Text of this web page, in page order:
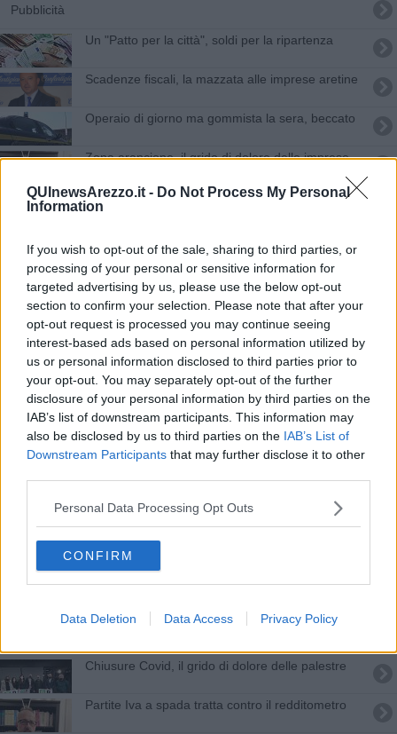
QUInewsArezzo.it - Do Not Process My Personal
Information
If you wish to opt-out of the sale, sharing to third parties, or
processing of your personal or sensitive information for
targeted advertising by us, please use the below opt-out
section to confirm your selection. Please note that after your
opt-out request is processed you may continue seeing
interest-based ads based on personal information utilized by
us or personal information disclosed to third parties prior to
your opt-out. You may separately opt-out of the further
disclosure of your personal information by third parties on the
IAB’s list of downstream participants. This information may
also be disclosed by us to third parties on the IAB’s List of
Downstream Participants that may further disclose it to other
Personal Data Processing Opt Outs
CONFIRM
Data Deletion Data Access Privacy Policy
Pubblicità
Un "Patto per la città", soldi per la ripartenza
Scadenze fiscali, la mazzata alle imprese aretine
Operaio di giorno ma gommista la sera, beccato
Zona arancione, il grido di dolore delle imprese
Web e ICT, la sfida di Matteo Frescucci
agricole
Voglia di ripartire, inaugurato locale a Gragnone
Caccia ai tamponi, una mano dalle Partite Iva
Bonus 200 euro, al via le domande per partite Iva
Ad Arezzo mini prestiti pure a chi non ha garanzie
Fiamme Gialle in festa per il 249° anniversario
Rilancio, le grandi manovre di Ghinelli
"Ripresa? Solo una breve boccata d'ossigeno"
​Ceccardi punta su sanità, infrastrutture e lavoro
Nuovo Decreto Ristori, Confartigianato al vetriolo
Chiusure Covid, il grido di dolore delle palestre
Partite Iva a spada tratta contro il redditometro